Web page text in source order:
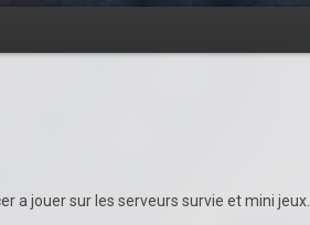
a jouer sur les serveurs survie et mini jeux.